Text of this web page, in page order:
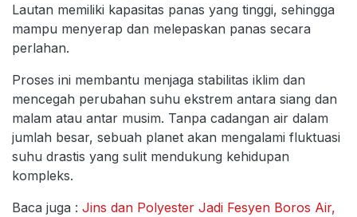
Lautan memiliki kapasitas panas yang tinggi, sehingga
mampu menyerap dan melepaskan panas secara
perlahan.
Proses ini membantu menjaga stabilitas iklim dan
mencegah perubahan suhu ekstrem antara siang dan
malam atau antar musim. Tanpa cadangan air dalam
jumlah besar, sebuah planet akan mengalami fluktuasi
suhu drastis yang sulit mendukung kehidupan
kompleks.
Baca juga : Jins dan Polyester Jadi Fesyen Boros Air,